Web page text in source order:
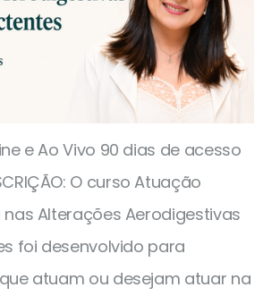
e Ao Vivo 90 dias de acesso
O curso Atuação
Alterações Aerodigestivas
foi desenvolvido para
atuam ou desejam atuar na